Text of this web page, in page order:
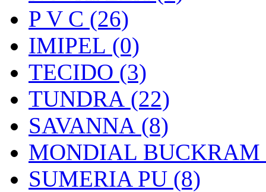
P V C (26)
IMIPEL (0)
TECIDO (3)
TUNDRA (22)
SAVANNA (8)
MONDIAL BUCKRAM
SUMERIA PU (8)